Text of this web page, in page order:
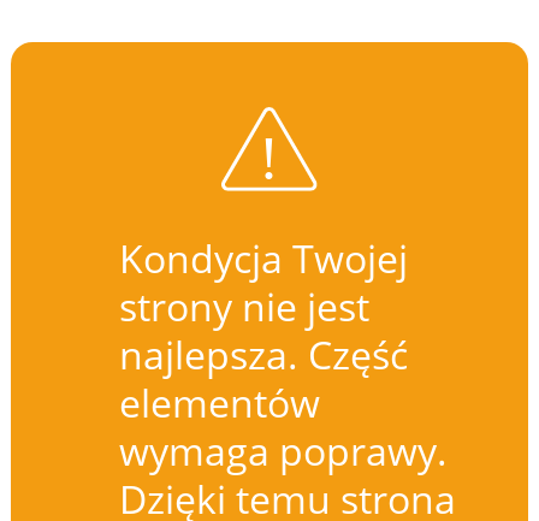
Kondycja Twojej
strony nie jest
najlepsza. Część
elementów
wymaga poprawy.
Dzięki temu strona